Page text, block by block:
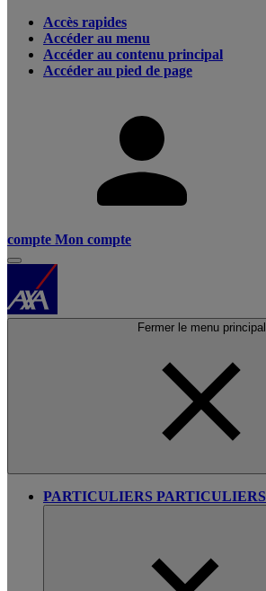
Accès rapides
Accéder au menu
Accéder au contenu principal
Accéder au pied de page
compte Mon compte
Fermer le menu principal
PARTICULIERS PARTICULIERS